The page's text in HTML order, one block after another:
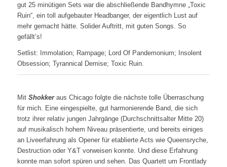
gut 25 minütigen Sets war die abschließende Bandhymne „Toxic
Ruin“, ein toll aufgebauter Headbanger, der eigentlich Lust auf
mehr gemacht hätte. Solider Auftritt, mit guten Songs. So
gefällt’s!
Setlist: Immolation; Rampage; Lord Of Pandemonium; Insolent
Obsession; Tyrannical Demise; Toxic Ruin.
Mit Shokkeraus Chicago folgte die nächste tolle Überraschung
für mich. Eine eingespielte, gut harmonierende Band, die sich
trotz ihrer relativ jungen Jahrgänge (Durchschnittsalter Mitte 20)
auf musikalisch hohem Niveau präsentierte, und bereits einiges
an Liveerfahrung als Opener für etablierte Acts wie Queensryche,
Destruction oder Y&T vorweisen konnte. Und diese Erfahrung
konnte man sofort spüren und sehen. Das Quartett um Frontlady